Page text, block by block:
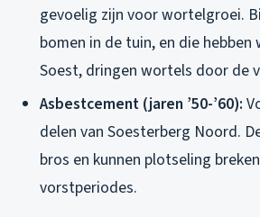
gevoelig zijn voor wortelgroei.
bomen in de tuin, en die hebben
Soest, dringen wortels door de
Asbestcement (jaren ’50-’60):
delen van Soesterberg Noord.
bros en kunnen plotseling
vorstperiodes.